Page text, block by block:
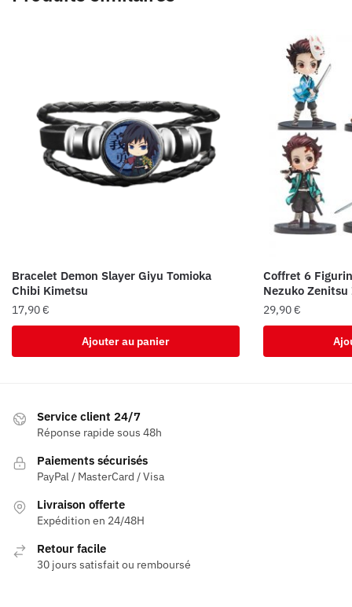
Bracelet Demon Slayer Giyu Tomioka
Chibi Kimetsu
17,90€
Ajouter au panier
Coffret 6
Nezuko
29,90€
Service client 24/7
Réponse rapide sous 48h
Paiements sécurisés
PayPal / MasterCard / Visa
Livraison offerte
Expédition en 24/48H
Retour facile
30 jours satisfait ou remboursé